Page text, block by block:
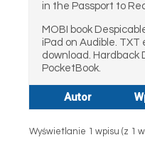
in the Passport to
MOBI book
iPad on Audible. TXT
download. Hardback
PocketBook.
Autor
Wyświetlanie 1 wpisu (z 1